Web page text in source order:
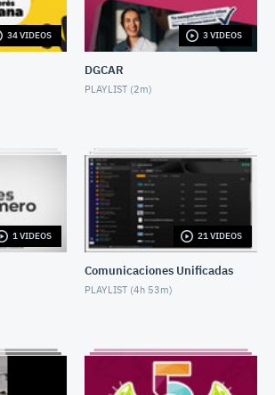
TEMAS DE LA SEMANA 29 junio 2026
TEMAS DE LA SEMANA 15 junio 2026
TEMAS DE LA SEMANA 8 junio 2026
5, 2026
TEMAS DE LA SEMANA 25 MAY 2026
TEMAS DE LA SEMANA 18 mayo 2026
16, 2026
34 VIDEOS 3 VIDEOS
DGCAR
PLAYLIST (2m)
1 VIDEOS 21 VIDEOS
Comunicaciones Unificadas
PLAYLIST (4h 53m)